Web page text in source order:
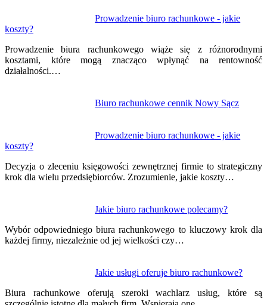
Prowadzenie biuro rachunkowe - jakie
koszty?
Prowadzenie biura rachunkowego wiąże się z różnorodnymi
kosztami, które mogą znacząco wpłynąć na rentowność
działalności.…
Biuro rachunkowe cennik Nowy Sącz
Prowadzenie biuro rachunkowe - jakie
koszty?
Decyzja o zleceniu księgowości zewnętrznej firmie to strategiczny
krok dla wielu przedsiębiorców. Zrozumienie, jakie koszty…
Jakie biuro rachunkowe polecamy?
Wybór odpowiedniego biura rachunkowego to kluczowy krok dla
każdej firmy, niezależnie od jej wielkości czy…
Jakie usługi oferuje biuro rachunkowe?
Biura rachunkowe oferują szeroki wachlarz usług, które są
wpisu